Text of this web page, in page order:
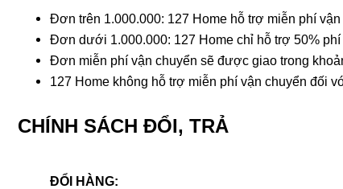
Đơn trên 1.000.000: 127 Home hỗ trợ miễn phí
Đơn dưới 1.000.000: 127 Home chỉ hỗ trợ 50%
Đơn miễn phí vận chuyển sẽ được giao trong
127 Home không hỗ trợ miễn phí vận chuyển đối
CHÍNH SÁCH ĐỔI, TRẢ
ĐỔI HÀNG: